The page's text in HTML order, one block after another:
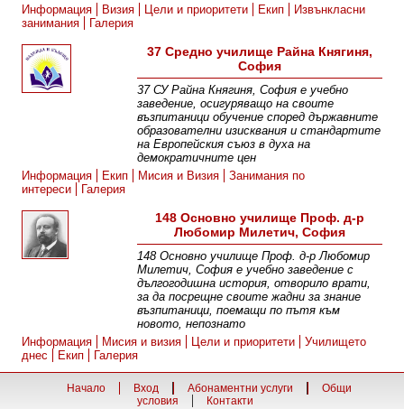
Информация
Визия Цели и приоритети Екип
Извънкласни
занимания
Галерия
37 Средно училище Райна Княгиня,
София
37 СУ Райна Княгиня, София е учебно
заведение, осигуряващо на своите
възпитаници обучение според държавните
образователни изисквания и стандартите
на Европейския съюз в духа на
демократичните цен
Информация
Екип Мисия и Визия
Занимания по
интереси
Галерия
148 Основно училище Проф. д-р
Любомир Милетич, София
148 Основно училище Проф. д-р Любомир
Милетич, София е учебно заведение с
дългогодишна история, отворило врати,
за да посрещне своите жадни за знание
възпитаници, поемащи по пътя към
новото, непознато
Информация
Мисия и визия Цели и приоритети
Училището
днес
Екип Галерия
Начало Вход Абонаментни услуги
Общи
условия
Контакти